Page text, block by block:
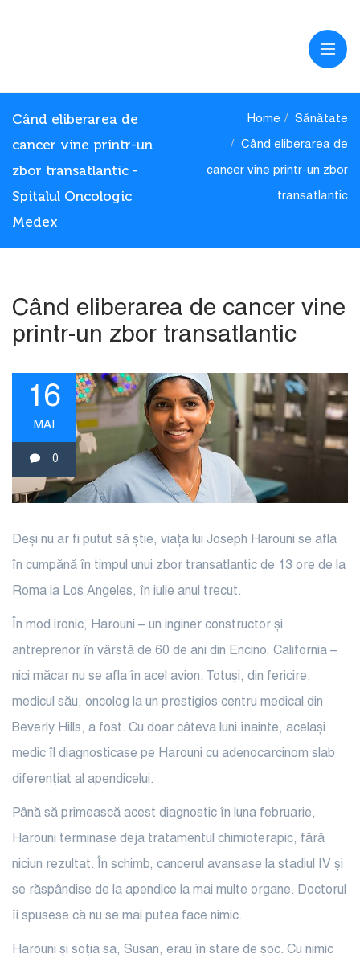
Când eliberarea de
cancer vine printr-un
zbor transatlantic -
Spitalul Oncologic
Medex
Home Sănătate
Când eliberarea de
cancer vine printr-un zbor
transatlantic
Când eliberarea de cancer vine
printr-un zbor transatlantic
16
MAI
0
Deși nu ar fi putut să știe, viața lui Joseph Harouni se afla
în cumpănă în timpul unui zbor transatlantic de 13 ore de la
Roma la Los Angeles, în iulie anul trecut.
În mod ironic, Harouni – un inginer constructor și
antreprenor în vârstă de 60 de ani din Encino, California –
nici măcar nu se afla în acel avion. Totuși, din fericire,
medicul său, oncolog la un prestigios centru medical din
Beverly Hills, a fost. Cu doar câteva luni înainte, același
medic îl diagnosticase pe Harouni cu adenocarcinom slab
diferențiat al apendicelui.
Până să primească acest diagnostic în luna februarie,
Harouni terminase deja tratamentul chimioterapic, fără
niciun rezultat. În schimb, cancerul avansase la stadiul IV și
se răspândise de la apendice la mai multe organe. Doctorul
îi spusese că nu se mai putea face nimic.
Harouni și soția sa, Susan, erau în stare de șoc. Cu nimic